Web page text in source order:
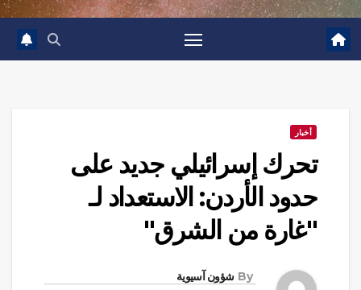
أخبار
تحرك إسرائيلي جديد على
حدود الأردن: الاستعداد لـ
"غارة من الشرق"
By شؤون آسيوية